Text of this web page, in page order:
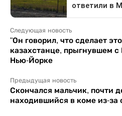
Следующая новость
"Он говорил, что сделает
казахстанце, прыгнувшем с
Нью-Йорке
Предыдущая новость
Скончался мальчик, почти
находившийся в коме из-за